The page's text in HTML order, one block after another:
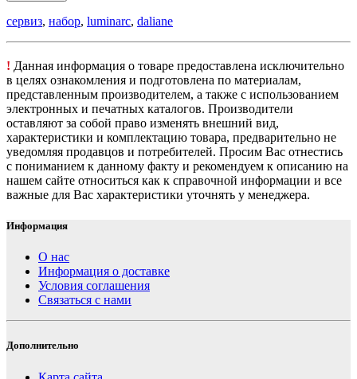
сервиз, набор, luminarc, daliane
! Данная информация о товаре предоставлена исключительно
в целях ознакомления и подготовлена по материалам,
представленным производителем, а также с использованием
электронных и печатных каталогов. Производители
оставляют за собой право изменять внешний вид,
характеристики и комплектацию товара, предварительно не
уведомляя продавцов и потребителей. Просим Вас отнестись
с пониманием к данному факту и рекомендуем к описанию на
нашем сайте относиться как к справочной информации и все
важные для Вас характеристики уточнять у менеджера.
Информация
О нас
Информация о доставке
Условия соглашения
Связаться с нами
Дополнительно